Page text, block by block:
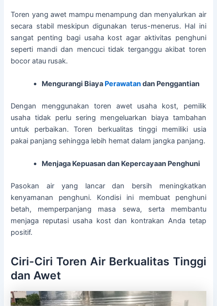
Toren yang awet mampu menampung dan menyalurkan air
secara stabil meskipun digunakan terus-menerus. Hal ini
sangat penting bagi usaha kost agar aktivitas penghuni
seperti mandi dan mencuci tidak terganggu akibat toren
bocor atau rusak.
Mengurangi Biaya Perawatandan Penggantian
Dengan menggunakan toren awet usaha kost, pemilik
usaha tidak perlu sering mengeluarkan biaya tambahan
untuk perbaikan. Toren berkualitas tinggi memiliki usia
pakai panjang sehingga lebih hemat dalam jangka panjang.
Menjaga Kepuasan dan Kepercayaan Penghuni
Pasokan air yang lancar dan bersih meningkatkan
kenyamanan penghuni. Kondisi ini membuat penghuni
betah, memperpanjang masa sewa, serta membantu
menjaga reputasi usaha kost dan kontrakan Anda tetap
positif.
Ciri-Ciri Toren Air Berkualitas Tinggi
dan Awet